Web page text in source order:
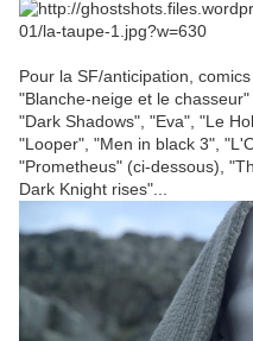
Pour la SF/anticipation,
"Blanche-neige et le
"Dark Shadows", "Eva", "Le
"Looper", "Men in black 3",
"Prometheus" (ci-dessous),
Dark Knight rises"...